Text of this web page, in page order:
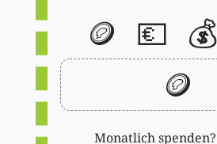
🪙 💶 💰
🪙
Monatlich spenden?